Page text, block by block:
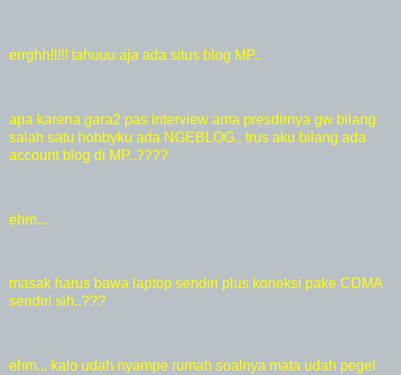
errghh!!!!! tahuuu aja ada situs blog MP..
apa karena gara2 pas interview ama presdirnya gw bilang
salah satu hobbyku ada NGEBLOG.. trus aku bilang ada
account blog di MP..????
ehm...
masak harus bawa laptop sendiri plus koneksi pake CDMA
sendiri sih..???
ehm... kalo udah nyampe rumah soalnya mata udah pegel